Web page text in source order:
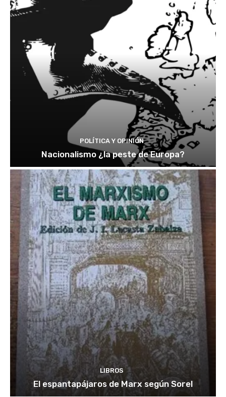
POLÍTICA Y OPINIÓN
Nacionalismo ¿la peste de Europa?
LIBROS
El espantapájaros de Marx según Sorel